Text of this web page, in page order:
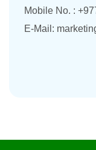
Mobile No. :
E-Mail: